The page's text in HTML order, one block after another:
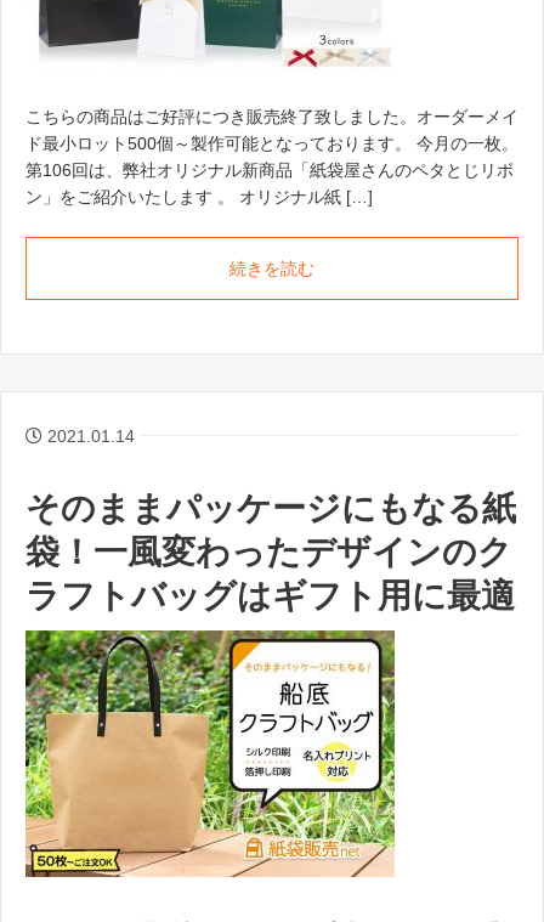
こちらの商品はご好評につき販売終了致しました。オーダーメイ
ド最小ロット500個～製作可能となっております。 今月の一枚。
第106回は、弊社オリジナル新商品「紙袋屋さんのペタとじリボ
ン」をご紹介いたします 。 オリジナル紙 […]
続きを読む
2021.01.14
そのままパッケージにもなる紙
袋！一風変わったデザインのク
ラフトバッグはギフト用に最適